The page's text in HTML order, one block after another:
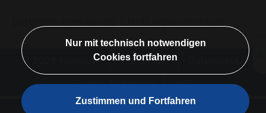
© 2026 Hörmann Impressum
Cookie-Richtlinien
AGB